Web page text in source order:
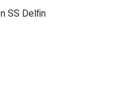
SS Delﬁn